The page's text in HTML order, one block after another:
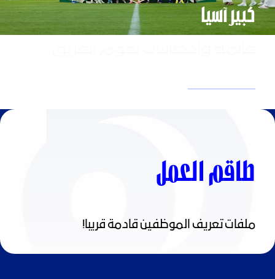
كبير آسيا
طاقم العمل
ملفات تعريف الموظفين قادمة قريبا!